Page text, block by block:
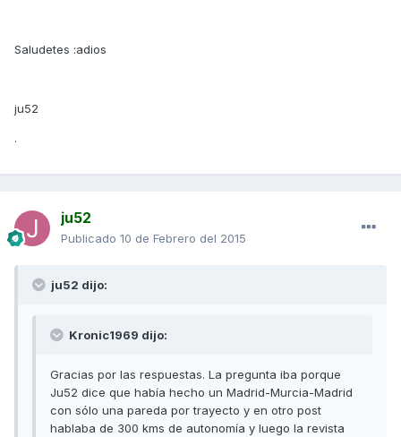
Saludetes :adios
ju52
.
ju52
Publicado 10 de Febrero del 2015
ju52 dijo:
Kronic1969 dijo:
Gracias por las respuestas. La pregunta iba porque
Ju52 dice que había hecho un Madrid-Murcia-Madrid
con sólo una pareda por trayecto y en otro post
hablaba de 300 kms de autonomía y luego la revista